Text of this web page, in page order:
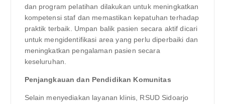
dan program pelatihan dilakukan untuk meningkatkan
kompetensi staf dan memastikan kepatuhan terhadap
praktik terbaik. Umpan balik pasien secara aktif dicari
untuk mengidentifikasi area yang perlu diperbaiki dan
meningkatkan pengalaman pasien secara
keseluruhan.
Penjangkauan dan Pendidikan Komunitas
Selain menyediakan layanan klinis, RSUD Sidoarjo